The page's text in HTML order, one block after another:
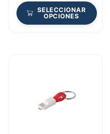
SELECCIONAR
OPCIONES